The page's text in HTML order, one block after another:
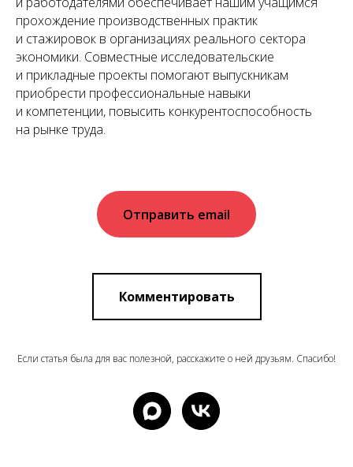
прохождение производственных практик
и стажировок в организациях реального сектора
экономики. Совместные исследовательские
и прикладные проекты помогают выпускникам
приобрести профессиональные навыки
и компетенции, повысить конкурентоспособность
на рынке труда.
Отправить email
Комментировать
Если статья была для вас полезной, расскажите о ней друзьям. Спасибо!